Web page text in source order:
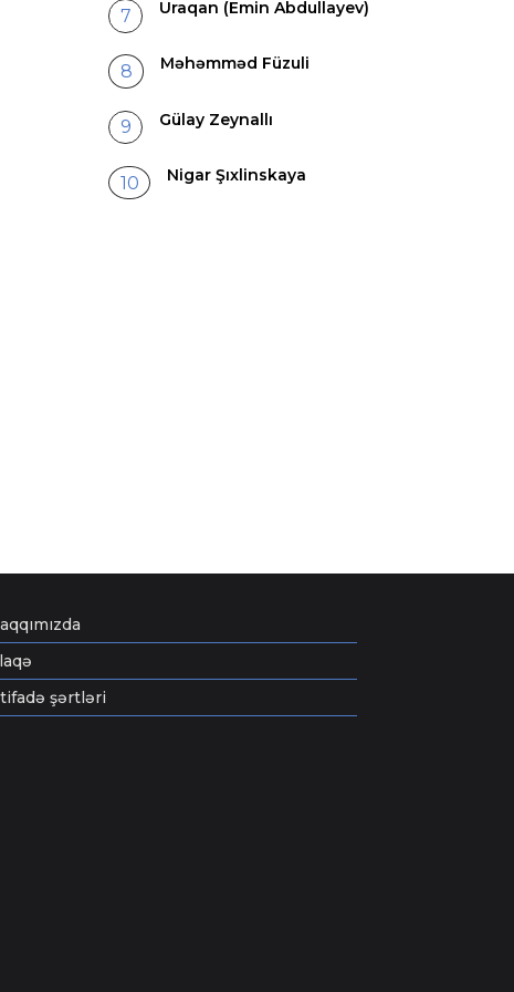
Uraqan (Emin Abdullayev)
Məhəmməd Füzuli
Gülay Zeynallı
Nigar Şıxlinskaya
şərtləri